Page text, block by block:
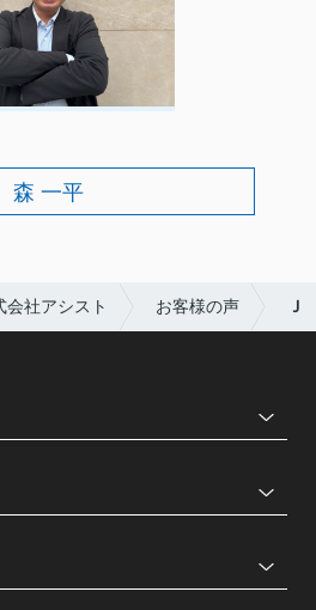
森 一平
社アシスト お客様の声 Ｊ